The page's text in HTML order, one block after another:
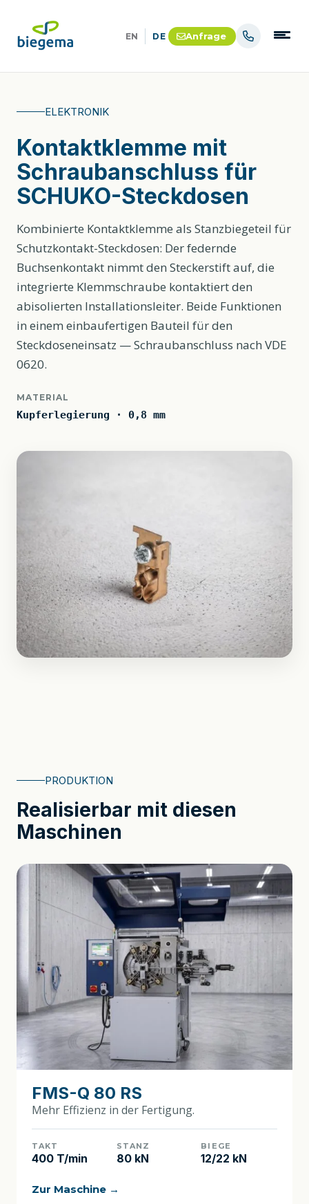
EN DE Anfrage
ELEKTRONIK
Kontaktklemme mit
Schraubanschluss für
SCHUKO-Steckdosen
Kombinierte Kontaktklemme als Stanzbiegeteil für
Schutzkontakt-Steckdosen: Der federnde
Buchsenkontakt nimmt den Steckerstift auf, die
integrierte Klemmschraube kontaktiert den
abisolierten Installationsleiter. Beide Funktionen
in einem einbaufertigen Bauteil für den
Steckdoseneinsatz — Schraubanschluss nach VDE
0620.
MATERIAL
Kupferlegierung · 0,8 mm
PRODUKTION
Realisierbar mit diesen
Maschinen
FMS-Q 80 RS
Mehr Effizienz in der Fertigung.
TAKT
400 T/min
STANZ
80 kN
BIEGE
12/22 kN
Zur Maschine →